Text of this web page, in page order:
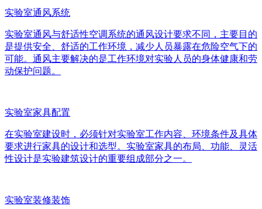
实验室通风系统
实验室通风与舒适性空调系统的通风设计要求不同，主要目的
是提供安全、舒适的工作环境，减少人员暴露在危险空气下的
可能。通风主要解决的是工作环境对实验人员的身体健康和劳
动保护问题。
实验室家具配置
在实验室建设时，必须针对实验室工作内容、环境条件及具体
要求进行家具的设计和选型。实验室家具的布局、功能、灵活
性设计是实验建筑设计的重要组成部分之一。
实验室装修装饰